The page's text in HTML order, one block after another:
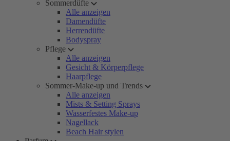
Sommerdüfte
Alle anzeigen
Damendüfte
Herrendüfte
Bodyspray
Pflege
Alle anzeigen
Gesicht & Körperpflege
Haarpflege
Sommer-Make-up und Trends
Alle anzeigen
Mists & Setting Sprays
Wasserfestes Make-up
Nagellack
Beach Hair stylen